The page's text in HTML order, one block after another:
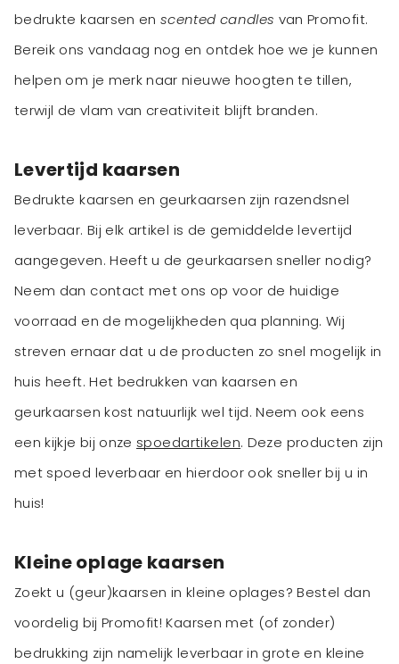
bedrukte kaarsen enscented candles van Promofit.
Bereik ons vandaag nog en ontdek hoe we je kunnen
helpen om je merk naar nieuwe hoogten te tillen,
terwijl de vlam van creativiteit blijft branden.
Levertijd kaarsen
Bedrukte kaarsen en geurkaarsen zijn razendsnel
leverbaar. Bij elk artikel is de gemiddelde levertijd
aangegeven. Heeft u de geurkaarsen sneller nodig?
Neem dan contact met ons op voor de huidige
voorraad en de mogelijkheden qua planning. Wij
streven ernaar dat u de producten zo snel mogelijk in
huis heeft. Het bedrukken van kaarsen en
geurkaarsen kost natuurlijk wel tijd. Neem ook eens
een kijkje bij onze spoedartikelen. Deze producten zijn
met spoed leverbaar en hierdoor ook sneller bij u in
huis!
Kleine oplage kaarsen
Zoekt u (geur)kaarsen in kleine oplages? Bestel dan
voordelig bij Promofit! Kaarsen met (of zonder)
bedrukking zijn namelijk leverbaar in grote en kleine